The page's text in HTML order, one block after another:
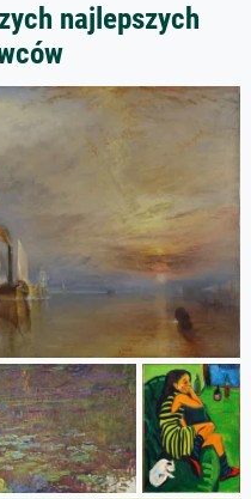
najlepszych